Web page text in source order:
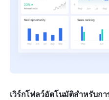
เวิร์กโฟลว์อัตโนมัติสำหรับกา